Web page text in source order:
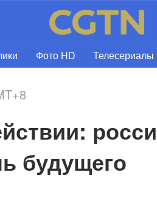
Фото HD Телесериалы
будущего